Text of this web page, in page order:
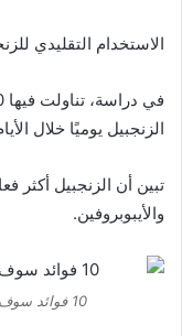
الاستخدام التقليدي
الزنجبيل يوميًا خلال
تبين أن الزنجبيل أكثر
والأيبوبروفين.
10 فوائد سوف تحصل عليها عند شرب ماء الزنجبيل